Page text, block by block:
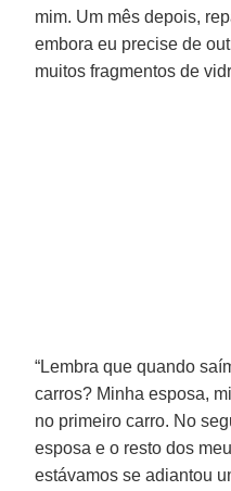
mim. Um mês depois,
embora eu precise de
muitos fragmentos de
“Lembra que quando
carros? Minha esposa,
no primeiro carro. No
esposa e o resto dos
estávamos se adiantou